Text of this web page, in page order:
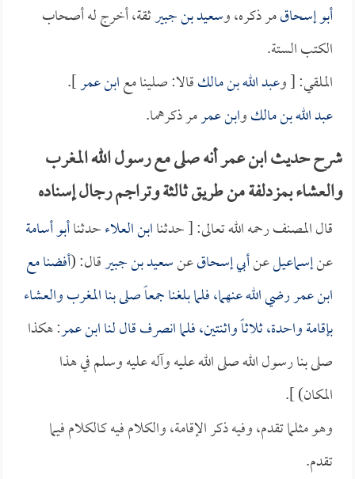
أبو إسحاقمر ذكره، وسعيد بن جبيرثقة، أخرج له أصحاب
الكتب الستة.
الملقي: [ وعبد الله بن مالكقالا: صلينا معابن عمر].
عبد الله بن مالكوابن عمرمر ذكرهما.
شرح حديث ابن عمر أنه صلى مع رسول الله المغرب
والعشاء بمزدلفة من طريق ثالثة وتراجم رجال إسناده
قال المصنف رحمه الله تعالى: [ حدثناابن العلاءحدثناأبو أسامة
عنإسماعيلعنأبي إسحاقعنسعيد بن جبيرقال: (أفضنا مع
ابن عمررضي الله عنهما، فلما بلغنا جمعاً صلى بنا المغرب والعشاء
بإقامة واحدة، ثلاثاً واثنتين، فلما انصرف قال لناابن عمر: هكذا
صلى بنا رسول الله صلى الله عليه وآله عليه وسلم في هذا
المكان) ].
وهو مثلما تقدم، وفيه ذكر الإقامة، والكلام فيه كالكلام فيما
تقدم.